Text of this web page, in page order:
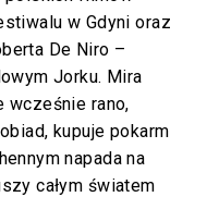
w Gdyni oraz
De Niro –
Jorku. Mira
wcześnie rano,
kupuje pokarm
napada na
całym światem